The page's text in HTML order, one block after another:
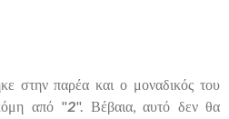
στην παρέα και ο μοναδικός του
από "2". Βέβαια, αυτό δεν θα